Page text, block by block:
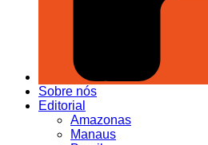
Sobre nós
Editorial
Amazonas
Manaus